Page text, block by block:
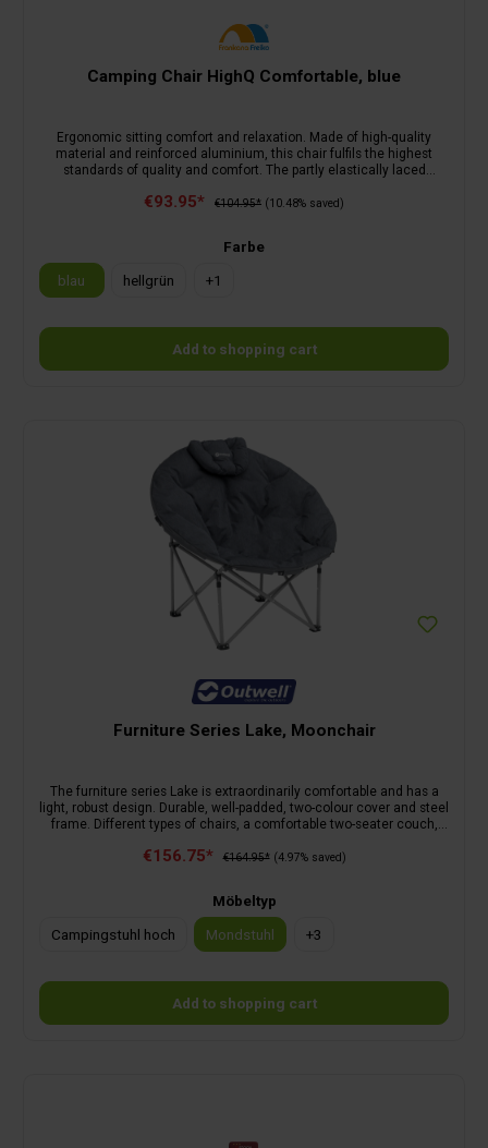
Camping Chair HighQ Comfortable, blue
Ergonomic sitting comfort and relaxation. Made of high-quality
material and reinforced aluminium, this chair fulfils the highest
standards of quality and comfort. The partly elastically laced
headrest make the chair even more comfortable. Thanks to the
you to sit comfortably both at the dining table and when relaxing. 5-
€93.95* €104.95* (10.48% saved)
Farbe
blau
hellgrün +1
Add to shopping cart
Furniture Series Lake, Moonchair
The furniture series Lake is extraordinarily comfortable and has a
light, robust design. Durable, well-padded, two-colour cover and steel
frame. Different types of chairs, a comfortable two-seater couch,
campsites, on the beach or at home. The cover is detachable and
one of the armrests; comfortable, padded seat and backrest;
improved armrest design for good support; incl. carry bag for easy
storage and transport.
€156.75* €164.95* (4.97% saved)
Möbeltyp
Campingstuhl hoch
Mondstuhl +3
Add to shopping cart